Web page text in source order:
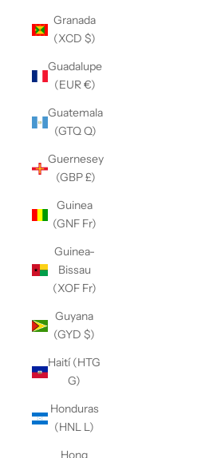
Granada
(XCD $)
Guadalupe
(EUR €)
Guatemala
(GTQ Q)
Guernesey
(GBP £)
Guinea
(GNF Fr)
Guinea-
Bissau
(XOF Fr)
Guyana
(GYD $)
Haití (HTG
G)
Honduras
(HNL L)
Hong